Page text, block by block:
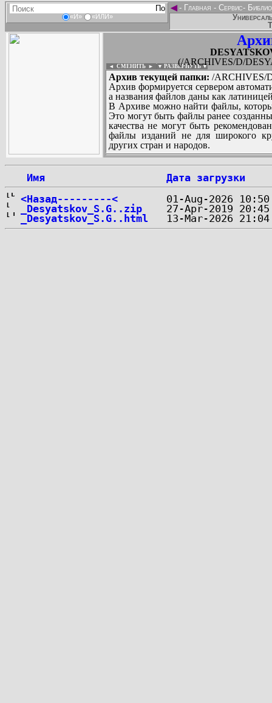
«И» «ИЛИ»
◄- Главная - Сервис-
(/ARCHIVES/D/
◄ СМЕНИТЬ ► ▼ РАЗВЕРНУТЬ ▼
Архив текущей папки: /ARCHIVES/
Архив формируется сервером
а названия файлов даны как
В Архиве можно найти файлы,
Это могут быть файлы ранее
качества не могут быть
файлы изданий не для широкого
других стран и народов.
Имя
Дата загрузки
<Назад---------<
_Desyatskov_S.G..zip
_Desyatskov_S.G..html